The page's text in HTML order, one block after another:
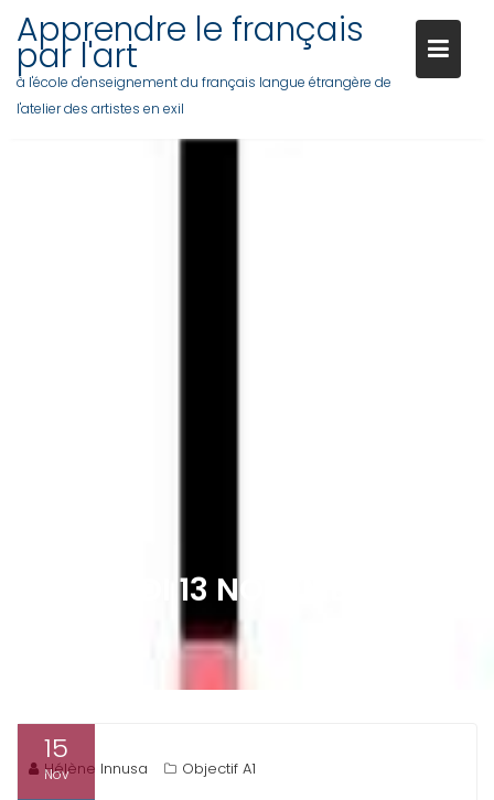
Apprendre le français
par l'art
à l'école d'enseignement du français langue étrangère de
l'atelier des artistes en exil
MERCREDI 13 NOVEMBRE : ARTE
15
Nov
Hélène Innusa Objectif A1